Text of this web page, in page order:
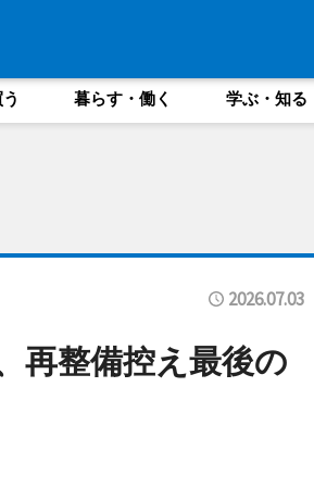
暮らす・働く 学ぶ・知る
2026.07.03
再整備控え最後の